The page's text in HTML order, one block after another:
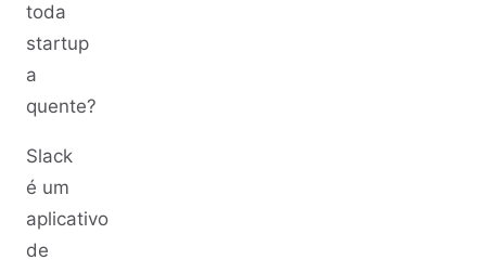
toda
startup
a
quente?
Slack
é um
aplicativo
de